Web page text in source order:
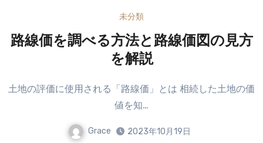
未分類
路線価を調べる方法と路線価図の見方
を解説
土地の評価に使用される「路線価」とは 相続した土地の価
値を知…
Grace 2023年10月19日